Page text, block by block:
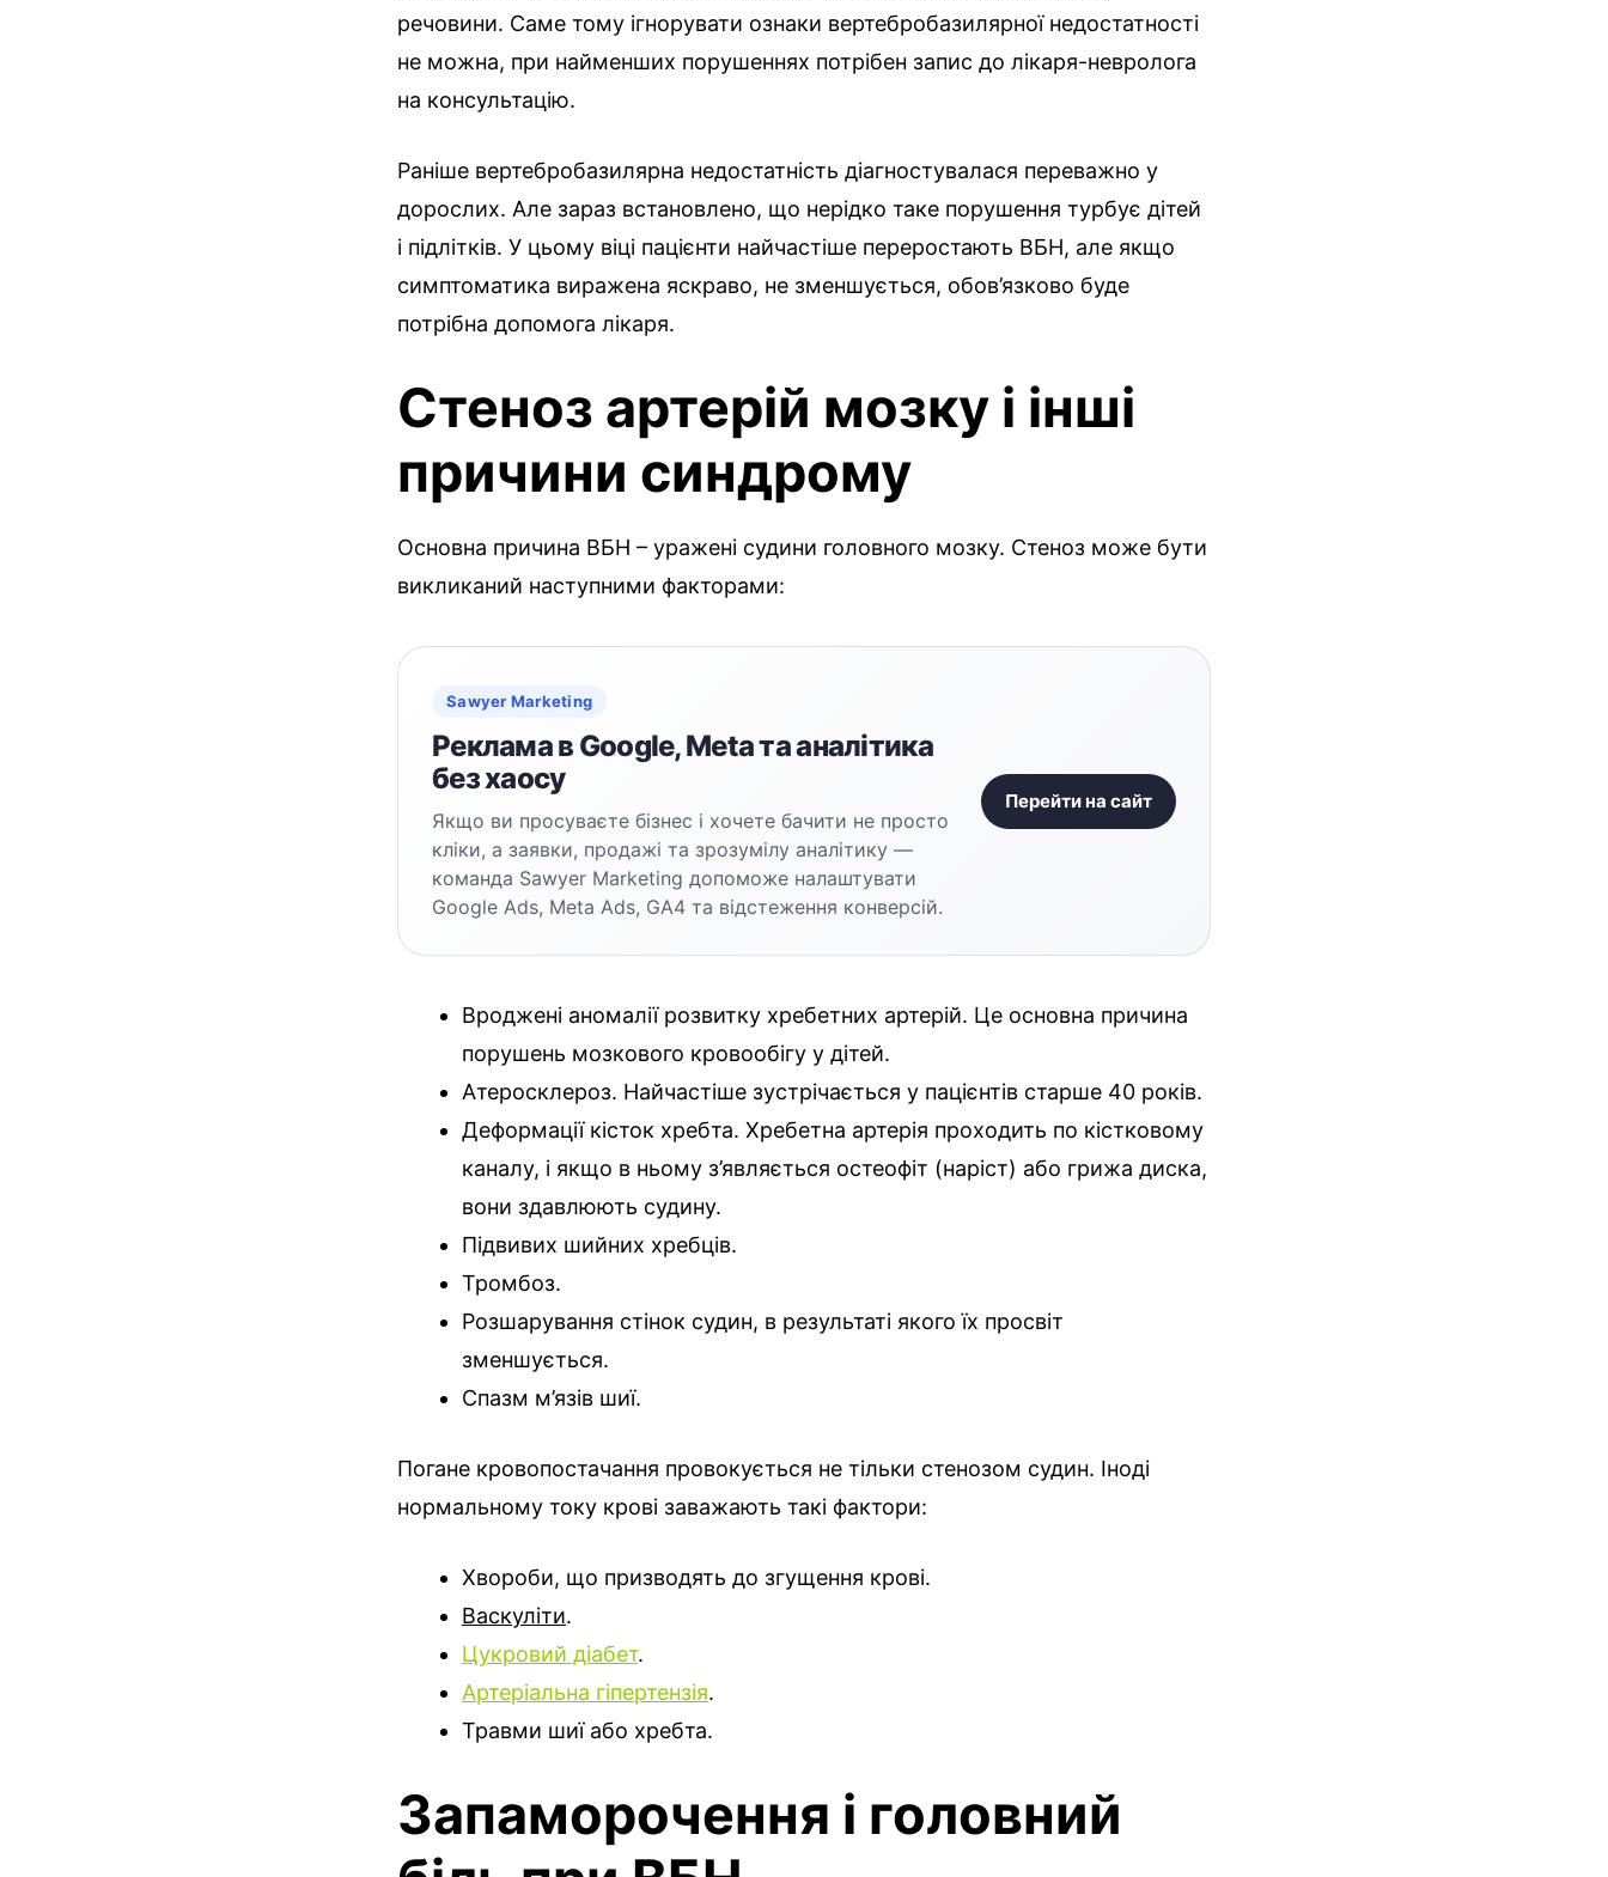
речовини. Саме тому ігнорувати ознаки вертебробазилярної недостатності
не можна, при найменших порушеннях потрібен запис до лікаря-невролога
на консультацію.
Раніше вертебробазилярна недостатність діагностувалася переважно у
дорослих. Але зараз встановлено, що нерідко таке порушення турбує дітей
і підлітків. У цьому віці пацієнти найчастіше переростають ВБН, але якщо
симптоматика виражена яскраво, не зменшується, обов’язково буде
потрібна допомога лікаря.
Стеноз артерій мозку і інші
причини синдрому
Основна причина ВБН – уражені судини головного мозку. Стеноз може бути
викликаний наступними факторами:
Sawyer Marketing
Реклама в Google, Meta та аналітика
без хаосу
Якщо ви просуваєте бізнес і хочете бачити не просто
кліки, а заявки, продажі та зрозумілу аналітику —
команда Sawyer Marketing допоможе налаштувати
Google Ads, Meta Ads, GA4 та відстеження конверсій.
Перейти на сайт
Вроджені аномалії розвитку хребетних артерій. Це основна причина
порушень мозкового кровообігу у дітей.
Атеросклероз. Найчастіше зустрічається у пацієнтів старше 40 років.
Деформації кісток хребта. Хребетна артерія проходить по кістковому
каналу, і якщо в ньому з’являється остеофіт (наріст) або грижа диска,
вони здавлюють судину.
Підвивих шийних хребців.
Тромбоз.
Розшарування стінок судин, в результаті якого їх просвіт
зменшується.
Спазм м’язів шиї.
Погане кровопостачання провокується не тільки стенозом судин. Іноді
нормальному току крові заважають такі фактори:
Хвороби, що призводять до згущення крові.
Васкуліти.
Цукровий діабет.
Артеріальна гіпертензія.
Травми шиї або хребта.
Запаморочення і головний